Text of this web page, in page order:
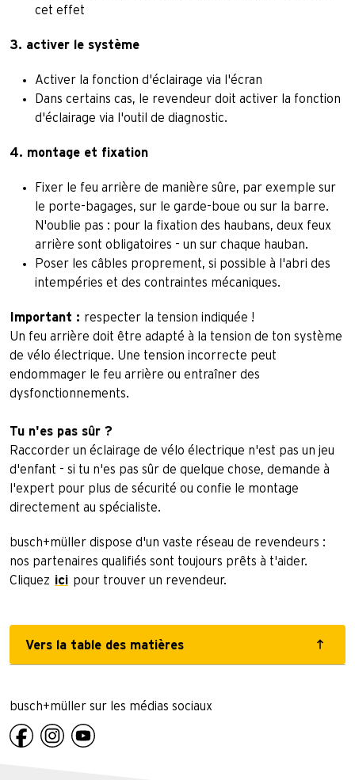
cet effet
3. activer le système
Activer la fonction d'éclairage via l'écran
Dans certains cas, le revendeur doit activer la fonction
d'éclairage via l'outil de diagnostic.
4. montage et fixation
Fixer le feu arrière de manière sûre, par exemple sur
le porte-bagages, sur le garde-boue ou sur la barre.
N'oublie pas : pour la fixation des haubans, deux feux
arrière sont obligatoires - un sur chaque hauban.
Poser les câbles proprement, si possible à l'abri des
intempéries et des contraintes mécaniques.
Important : respecter la tension indiquée !
Un feu arrière doit être adapté à la tension de ton système
de vélo électrique. Une tension incorrecte peut
endommager le feu arrière ou entraîner des
dysfonctionnements.
Tu n'es pas sûr ?
Raccorder un éclairage de vélo électrique n'est pas un jeu
d'enfant - si tu n'es pas sûr de quelque chose, demande à
l'expert pour plus de sécurité ou confie le montage
directement au spécialiste.
busch+müller dispose d'un vaste réseau de revendeurs :
nos partenaires qualifiés sont toujours prêts à t'aider.
Cliquez ici pour trouver un revendeur.
Vers la table des matières
busch+müller sur les médias sociaux